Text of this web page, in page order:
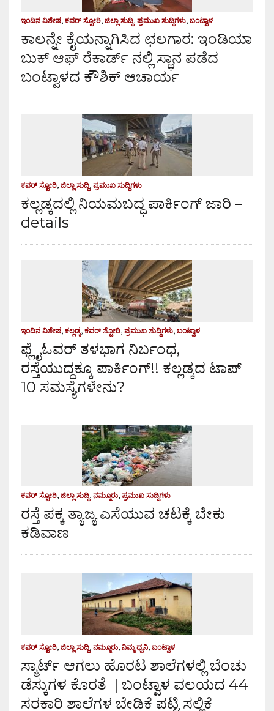
ಇಂದಿನ ವಿಶೇಷ, ಕವರ್ ಸ್ಟೋರಿ, ಜಿಲ್ಲಾ ಸುದ್ದಿ, ಪ್ರಮುಖ ಸುದ್ದಿಗಳು, ಬಂಟ್ವಾಳ
ಕಾಲನ್ನೇ ಕೈಯನ್ನಾಗಿಸಿದ ಛಲಗಾರ: ಇಂಡಿಯಾ
ಬುಕ್ ಆಫ್ ರೆಕಾರ್ಡ್ ನಲ್ಲಿ ಸ್ಥಾನ ಪಡೆದ
ಬಂಟ್ವಾಳದ ಕೌಶಿಕ್ ಆಚಾರ್ಯ
ಕವರ್ ಸ್ಟೋರಿ, ಜಿಲ್ಲಾ ಸುದ್ದಿ, ಪ್ರಮುಖ ಸುದ್ದಿಗಳು
ಕಲ್ಲಡ್ಕದಲ್ಲಿ ನಿಯಮಬದ್ಧ ಪಾರ್ಕಿಂಗ್ ಜಾರಿ –
details
ಇಂದಿನ ವಿಶೇಷ, ಕಲ್ಲಡ್ಕ, ಕವರ್ ಸ್ಟೋರಿ, ಪ್ರಮುಖ ಸುದ್ದಿಗಳು, ಬಂಟ್ವಾಳ
ಫ್ಲೈಓವರ್ ತಳಭಾಗ ನಿರ್ಬಂಧ,
ರಸ್ತೆಯುದ್ದಕ್ಕೂ ಪಾರ್ಕಿಂಗ್!! ಕಲ್ಲಡ್ಕದ ಟಾಪ್
10 ಸಮಸ್ಯೆಗಳೇನು?
ಕವರ್ ಸ್ಟೋರಿ, ಜಿಲ್ಲಾ ಸುದ್ದಿ, ನಮ್ಮೂರು, ಪ್ರಮುಖ ಸುದ್ದಿಗಳು
ರಸ್ತೆ ಪಕ್ಕ ತ್ಯಾಜ್ಯ ಎಸೆಯುವ ಚಟಕ್ಕೆ ಬೇಕು
ಕಡಿವಾಣ
ಕವರ್ ಸ್ಟೋರಿ, ಜಿಲ್ಲಾ ಸುದ್ದಿ, ನಮ್ಮೂರು, ನಿಮ್ಮ ಧ್ವನಿ, ಬಂಟ್ವಾಳ
ಸ್ಮಾರ್ಟ್ ಆಗಲು ಹೊರಟ ಶಾಲೆಗಳಲ್ಲಿ ಬೆಂಚು
ಡೆಸ್ಕುಗಳ ಕೊರತೆ | ಬಂಟ್ವಾಳ ವಲಯದ 44
ಸರಕಾರಿ ಶಾಲೆಗಳ ಬೇಡಿಕೆ ಪಟ್ಟಿ ಸಲ್ಲಿಕೆ